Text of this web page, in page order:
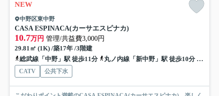
NEW
中野区東中野
CASA ESPINACA(カーサエスピナカ)
10.7万円 管理/共益費3,000円
29.81㎡ (1K) /築17年 /3階建
総武線「中野」駅 徒歩11分
丸ノ内線「新中野」駅 徒歩10分 丸ノ
CATV 公共下水